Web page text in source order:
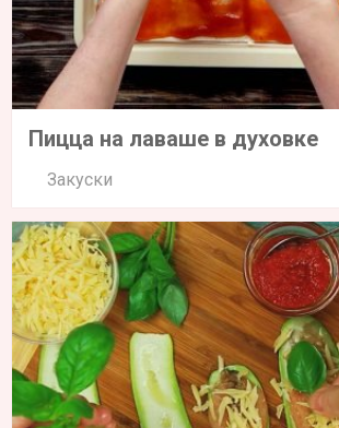
Пицца на лаваше в духовке
Закуски